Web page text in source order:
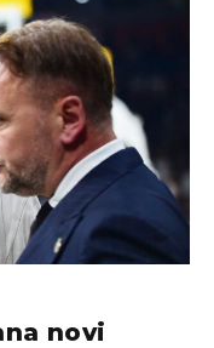
novi